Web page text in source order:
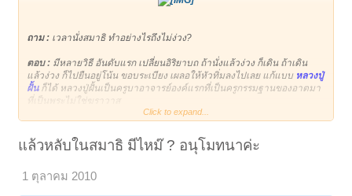
ถาม : เวลานั่งสมาธิ ทำอย่างไรถึงไม่ง่วง?
ตอบ : มีหลายวิธี อันดับแรก เปลี่ยนอิริยาบถ ถ้านั่งแล้วง่วง ก็เดิน ถ้าเดิน
แล้วง่วง ก็ไปยืนอยู่โน้น ขอบระเบียง เผลอให้หัวทิ่มลงไปเลย แก้แบบ หลวงปู่
ฝั้นก็ได้ หลวงปู่ฝั้นเป็นครูบาอาจารย์องค์แรกที่เป็นครูกรรมฐานของอาตมา
ที่เป็นพระไม่ใช่ฆราวาส
นท่านบอก ท่านภาวนาเมื่อไหร่ ก็โงก ภาวนาเมื่อไหร่ก็ง่วง ท่านก็เลยให้ลูก
ศิษย์หาปีบมาใบหนึ่ง แล้วท่านไปตั้งไว้ข้างขอบเหวเลย นั่งภาวนาอยู่บนปีบ
ยอมง่วง ท่านบอกภาวนา สำเร็จก็ตรงนั้นแหละ
Click to expand...
แล้วหลับในสมาธิ มีไหม๊ ? อนุโมทนาค่ะ
1 ตุลาคม 2010